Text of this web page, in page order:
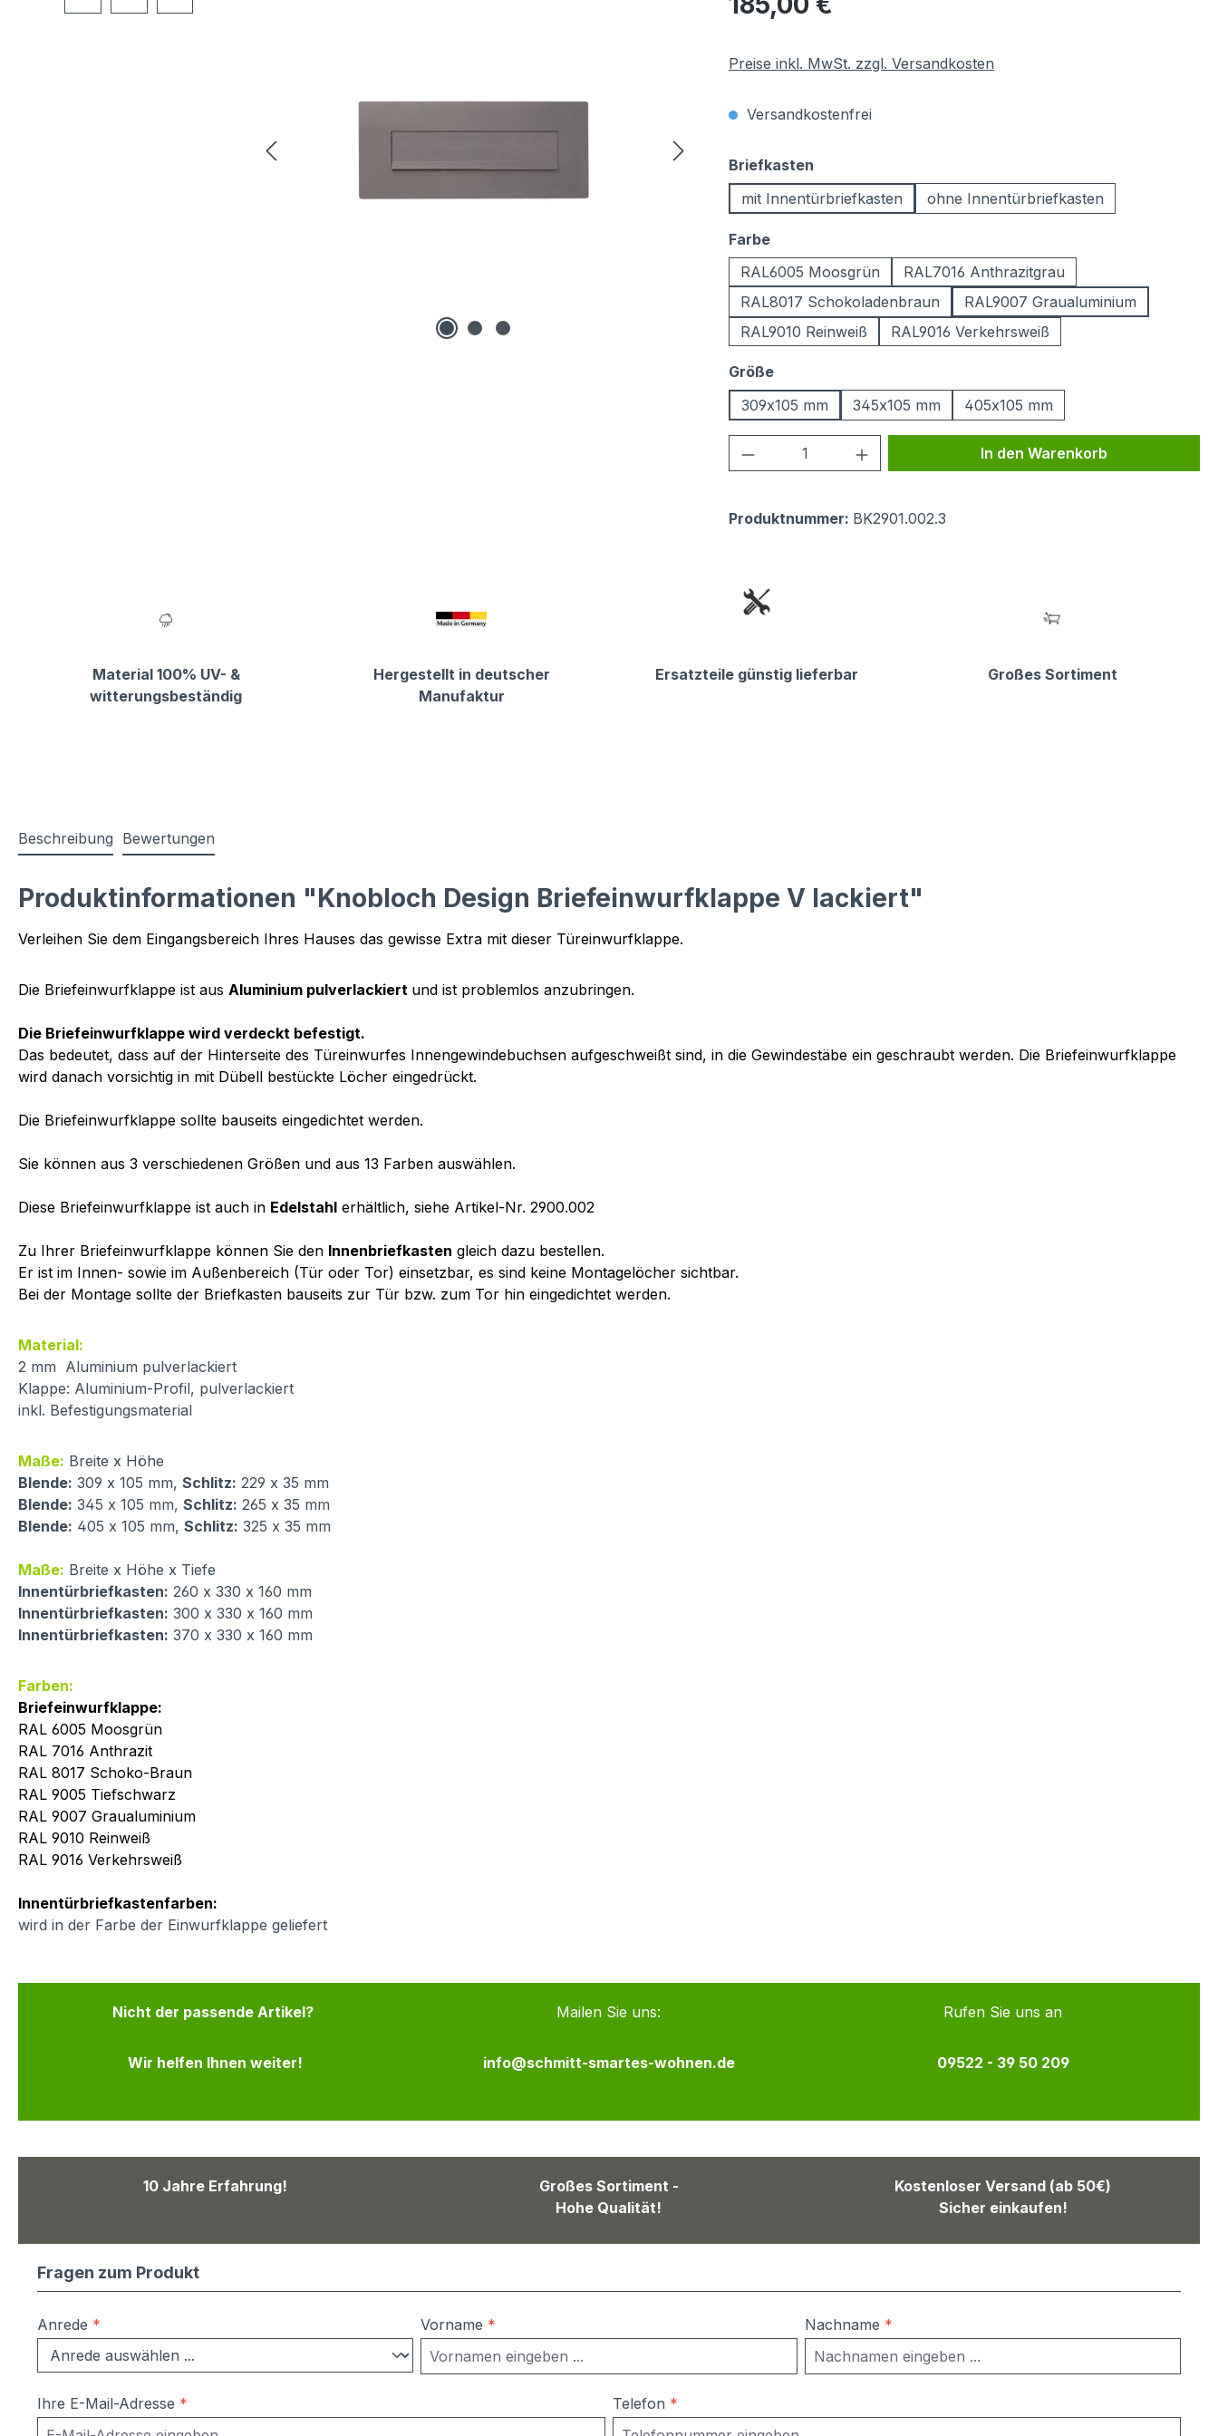
Preise inkl. MwSt. zzgl. Versandkosten
Versandkostenfrei
Briefkasten
mit Innentürbriefkasten
ohne Innentürbriefkasten
Farbeauswählen
RAL6005 Moosgrün
RAL7016 Anthrazitgrau
RAL8017 Schokoladenbraun
RAL9007 Graualuminium
RAL9010 Reinweiß
RAL9016 Verkehrsweiß
Größeauswählen
309x105 mm
345x105 mm 405x105 mm
Produkt Anzahl: Gib den gewünschten Wert
In den Warenkorb
Produktnummer: BK2901.002.3
Material 100% UV- &
witterungsbeständig
Hergestellt in deutscher
Manufaktur
Ersatzteile günstig lieferbar Großes Sortiment
Beschreibung Bewertungen
Produktinformationen "Knobloch Design Briefeinwurfklappe V lackiert"
Verleihen Sie dem Eingangsbereich Ihres Hauses das gewisse Extra mit dieser Türeinwurfklappe.
Die Briefeinwurfklappe ist aus Aluminium pulverlackiert und ist problemlos anzubringen.
Die Briefeinwurfklappe wird verdeckt befestigt.
Das bedeutet, dass auf der Hinterseite des Türeinwurfes Innengewindebuchsen aufgeschweißt sind, in die Gewindestäbe ein geschraubt werden. Die Briefeinwurfklappe
wird danach vorsichtig in mit Dübell bestückte Löcher eingedrückt.
Die Briefeinwurfklappe sollte bauseits eingedichtet werden.
Sie können aus 3 verschiedenen Größen und aus 13 Farben auswählen.
Diese Briefeinwurfklappe ist auch in Edelstahl erhältlich, siehe Artikel-Nr. 2900.002
Zu Ihrer Briefeinwurfklappe können Sie den Innenbriefkasten gleich dazu bestellen.
Er ist im Innen- sowie im Außenbereich (Tür oder Tor) einsetzbar, es sind keine Montagelöcher sichtbar.
Bei der Montage sollte der Briefkasten bauseits zur Tür bzw. zum Tor hin eingedichtet werden.
Material:
2 mm Aluminium pulverlackiert
Klappe: Aluminium-Profil, pulverlackiert
inkl. Befestigungsmaterial
Maße: Breite x Höhe
Blende: 309 x 105 mm, Schlitz: 229 x 35 mm
Blende: 345 x 105 mm, Schlitz: 265 x 35 mm
Blende: 405 x 105 mm, Schlitz: 325 x 35 mm
Maße: Breite x Höhe x Tiefe
Innentürbriefkasten: 260 x 330 x 160 mm
Innentürbriefkasten: 300 x 330 x 160 mm
Innentürbriefkasten: 370 x 330 x 160 mm
Farben:
Briefeinwurfklappe:
RAL 6005 Moosgrün
RAL 7016 Anthrazit
RAL 8017 Schoko-Braun
RAL 9005 Tiefschwarz
RAL 9007 Graualuminium
RAL 9010 Reinweiß
RAL 9016 Verkehrsweiß
Innentürbriefkastenfarben:
wird in der Farbe der Einwurfklappe geliefert
Nicht der passende Artikel?
Wir helfen Ihnen weiter!
Mailen Sie uns:
info@schmitt-smartes-wohnen.de
Rufen Sie uns an
09522 - 39 50 209
10 Jahre Erfahrung!
Großes Sortiment -
Hohe Qualität!
Kostenloser Versand (ab 50€)
Sicher einkaufen!
Fragen zum Produkt
Anrede * Vorname * Nachname *
Ihre E-Mail-Adresse * Telefon *